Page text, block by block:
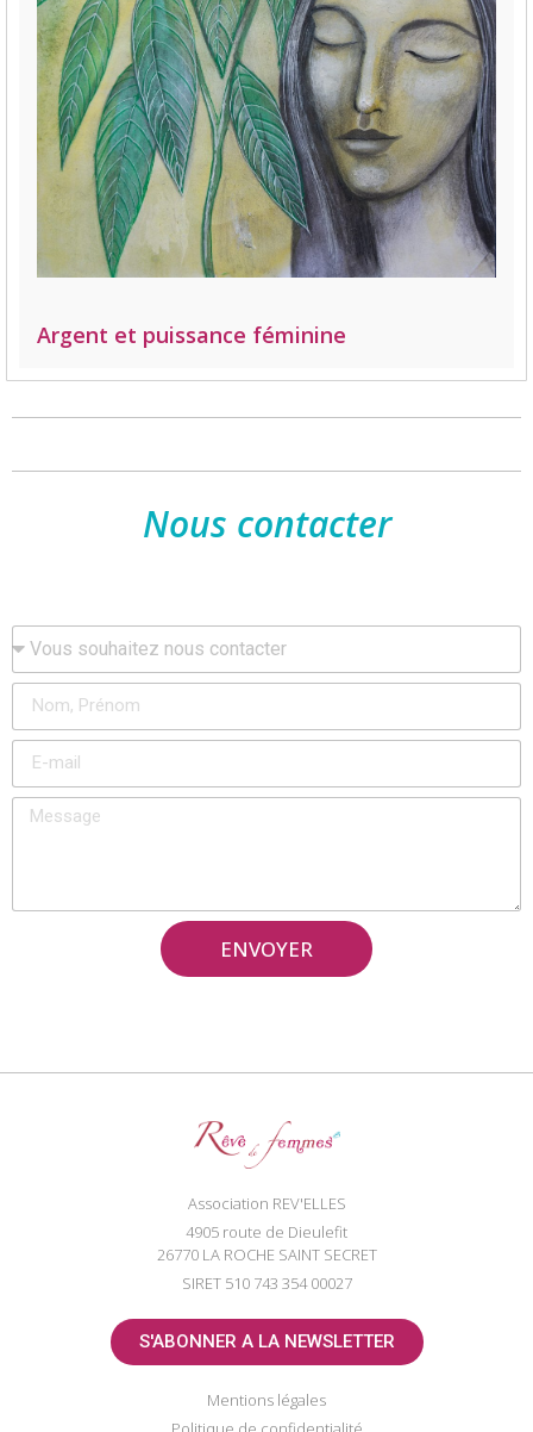
Argent et puissance féminine
Nous contacter
ENVOYER
Association REV'ELLES
4905 route de Dieulefit
26770 LA ROCHE SAINT SECRET
SIRET 510 743 354 00027
S'ABONNER A LA NEWSLETTER
Mentions légales